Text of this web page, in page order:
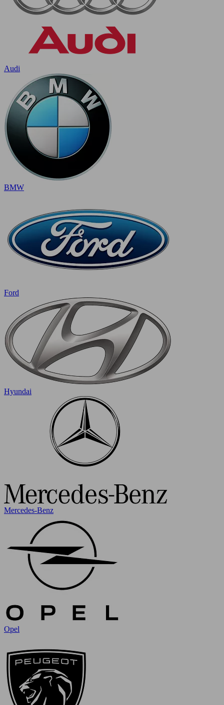
Audi
BMW
Ford
Hyundai
Mercedes-Benz
Opel